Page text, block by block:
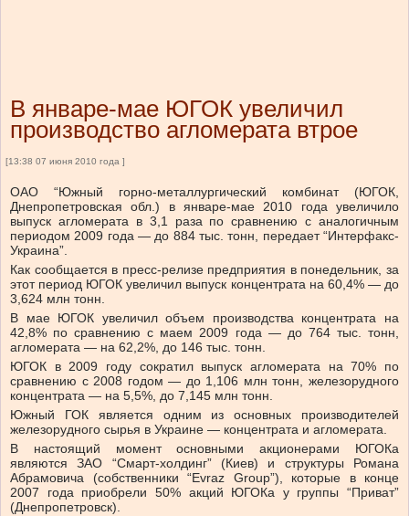
В январе-мае ЮГОК увеличил
производство агломерата втрое
[13:38 07 июня 2010 года ]
ОАО “Южный горно-металлургический комбинат (ЮГОК,
Днепропетровская обл.) в январе-мае 2010 года увеличило
выпуск агломерата в 3,1 раза по сравнению с аналогичным
периодом 2009 года — до 884 тыс. тонн, передает “Интерфакс-
Украина”.
Как сообщается в пресс-релизе предприятия в понедельник, за
этот период ЮГОК увеличил выпуск концентрата на 60,4% — до
3,624 млн тонн.
В мае ЮГОК увеличил объем производства концентрата на
42,8% по сравнению с маем 2009 года — до 764 тыс. тонн,
агломерата — на 62,2%, до 146 тыс. тонн.
ЮГОК в 2009 году сократил выпуск агломерата на 70% по
сравнению с 2008 годом — до 1,106 млн тонн, железорудного
концентрата — на 5,5%, до 7,145 млн тонн.
Южный ГОК является одним из основных производителей
железорудного сырья в Украине — концентрата и агломерата.
В настоящий момент основными акционерами ЮГОКа
являются ЗАО “Смарт-холдинг” (Киев) и структуры Романа
Абрамовича (собственники “Evraz Group”), которые в конце
2007 года приобрели 50% акций ЮГОКа у группы “Приват”
(Днепропетровск).